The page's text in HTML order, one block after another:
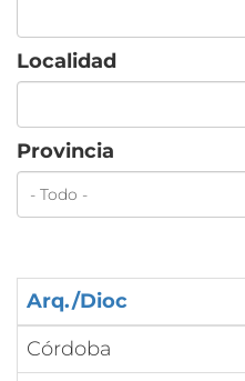
Localidad
Provincia
Arq./Dioc
Córdoba